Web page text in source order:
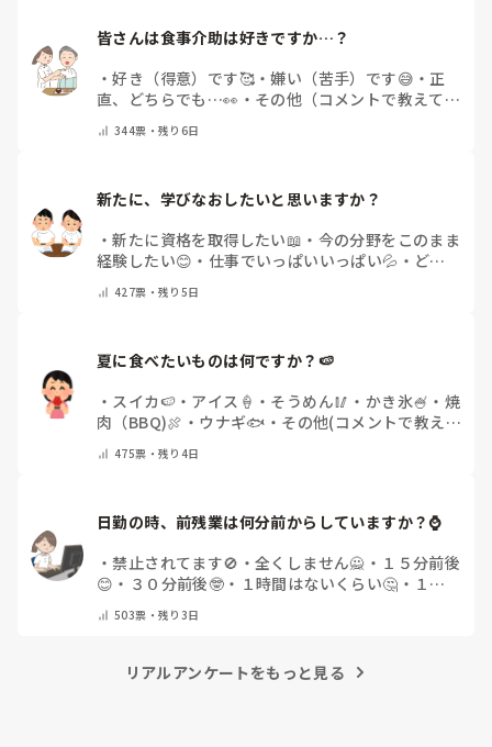
皆さんは食事介助は好きですか…？
・好き（得意）です🥰・嫌い（苦手）です😅 ・ 正
直、どちらでも…👀 ・ その他（コメントで教えてく
344票・残り6日
新たに、学びなおしたいと思いますか？
・新たに資格を取得したい📖 ・ 今の分野をこのまま
経験したい😊 ・ 仕事でいっぱいいっぱい💦 ・ どん
教えてください）
427票・残り5日
夏に食べたいものは何ですか？🍉
・ スイカ🍉 ・ アイス🍦 ・ そうめん🥢 ・ かき氷🍧 ・ 焼
肉（BBQ)🍖 ・ ウナギ🐟 ・ その他(コメントで教え
475票・残り4日
日勤の時、前残業は何分前からしていますか？⌚
・禁止されてます🚫 ・ 全くしません🙅 ・ １５分前後
😊 ・ ３０分前後🤓 ・ １時間はないくらい🤔 ・ １時
503票・残り3日
リアルアンケートをもっと見る